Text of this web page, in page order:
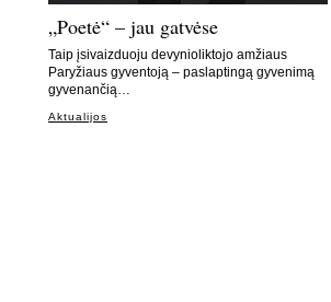
„Poetė“ – jau gatvėse
Taip įsivaizduoju devynioliktojo amžiaus
Paryžiaus gyventoją – paslaptingą gyvenimą
gyvenančią…
Aktualijos